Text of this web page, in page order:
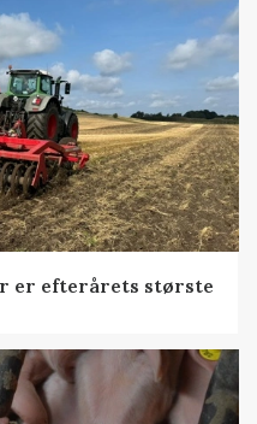
er efterårets største